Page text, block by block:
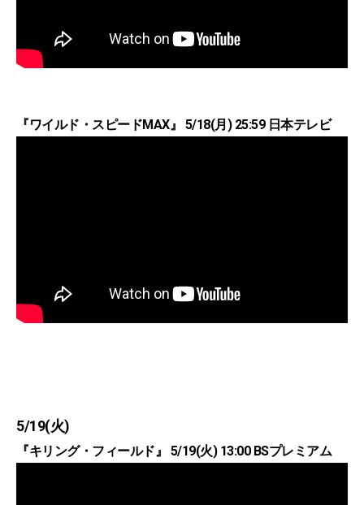
『ワイルド・スピードMAX』 5/18(月) 25:59 日本テレビ
5/19(火)
『キリング・フィールド』 5/19(火) 13:00 BSプレミアム